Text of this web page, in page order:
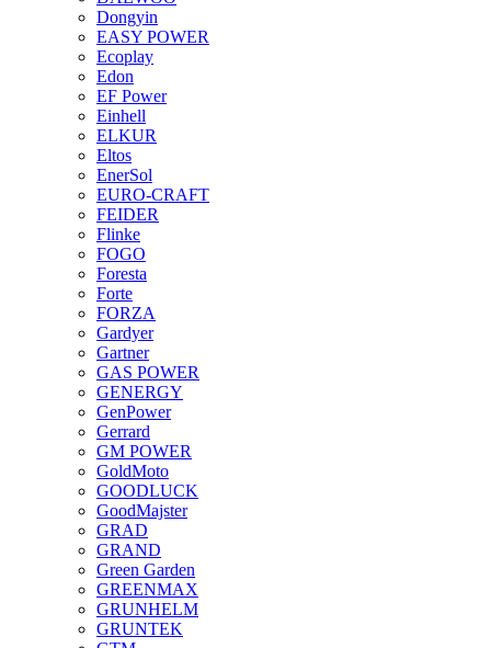
Dongyin
EASY POWER
Ecoplay
Edon
EF Power
Einhell
ELKUR
Eltos
EnerSol
EURO-CRAFT
FEIDER
Flinke
FOGO
Foresta
Forte
FORZA
Gardyer
Gartner
GAS POWER
GENERGY
GenPower
Gerrard
GM POWER
GoldMoto
GOODLUCK
GoodMajster
GRAD
GRAND
Green Garden
GREENMAX
GRUNHELM
GRUNTEK